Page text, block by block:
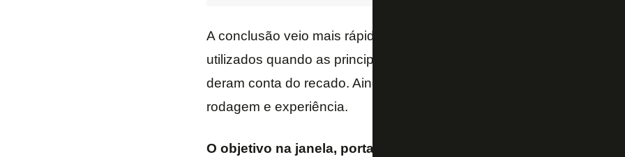
A conclusão veio mais rápida. Hoje o elenco precisa contar com
utilizados quando as principais opções não estão disponíveis, mas
deram conta do recado. Ainda são vistos com muito potencial, mas
rodagem e experiência.
O objetivo na janela, portanto, será contratar os jogadores que